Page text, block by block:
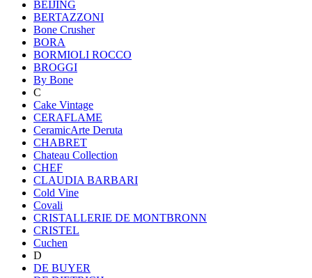
BEIJING
BERTAZZONI
Bone Crusher
BORA
BORMIOLI ROCCO
BROGGI
By Bone
C
Cake Vintage
CERAFLAME
CeramicArte Deruta
CHABRET
Chateau Collection
CHEF
CLAUDIA BARBARI
Cold Vine
Covali
CRISTALLERIE DE MONTBRONN
CRISTEL
Cuchen
D
DE BUYER